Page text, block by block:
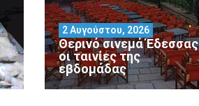
Θερινό σινεμά
οι ταινίες της
εβδομάδας
2 Αυγούστου, 2026